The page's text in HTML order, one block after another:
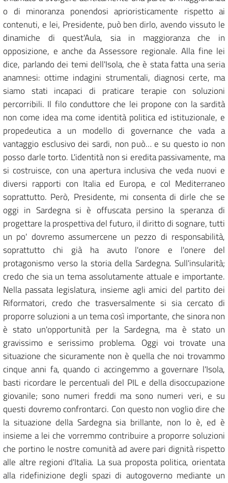
o di minoranza ponendosi aprioristicamente rispetto ai
contenuti, e lei, Presidente, può ben dirlo, avendo vissuto le
dinamiche di quest'Aula, sia in maggioranza che in
opposizione, e anche da Assessore regionale. Alla fine lei
dice, parlando dei temi dell'Isola, che è stata fatta una seria
anamnesi: ottime indagini strumentali, diagnosi certe, ma
siamo stati incapaci di praticare terapie con soluzioni
percorribili. Il filo conduttore che lei propone con la sardità
non come idea ma come identità politica ed istituzionale, e
propedeutica a un modello di governance che vada a
vantaggio esclusivo dei sardi, non può… e su questo io non
posso darle torto. L'identità non si eredita passivamente, ma
si costruisce, con una apertura inclusiva che veda nuovi e
diversi rapporti con Italia ed Europa, e col Mediterraneo
soprattutto. Però, Presidente, mi consenta di dirle che se
oggi in Sardegna si è offuscata persino la speranza di
progettare la prospettiva del futuro, il diritto di sognare, tutti
un po' dovremo assumercene un pezzo di responsabilità,
soprattutto chi già ha avuto l'onore e l'onere del
protagonismo verso la storia della Sardegna. Sull'insularità;
credo che sia un tema assolutamente attuale e importante.
Nella passata legislatura, insieme agli amici del partito dei
Riformatori, credo che trasversalmente si sia cercato di
proporre soluzioni a un tema così importante, che sinora non
è stato un'opportunità per la Sardegna, ma è stato un
gravissimo e serissimo problema. Oggi voi trovate una
situazione che sicuramente non è quella che noi trovammo
cinque anni fa, quando ci accingemmo a governare l'Isola,
basti ricordare le percentuali del PIL e della disoccupazione
giovanile; sono numeri freddi ma sono numeri veri, e su
questi dovremo confrontarci. Con questo non voglio dire che
la situazione della Sardegna sia brillante, non lo è, ed è
insieme a lei che vorremmo contribuire a proporre soluzioni
che portino le nostre comunità ad avere pari dignità rispetto
alle altre regioni d'Italia. La sua proposta politica, orientata
alla ridefinizione degli spazi di autogoverno mediante un